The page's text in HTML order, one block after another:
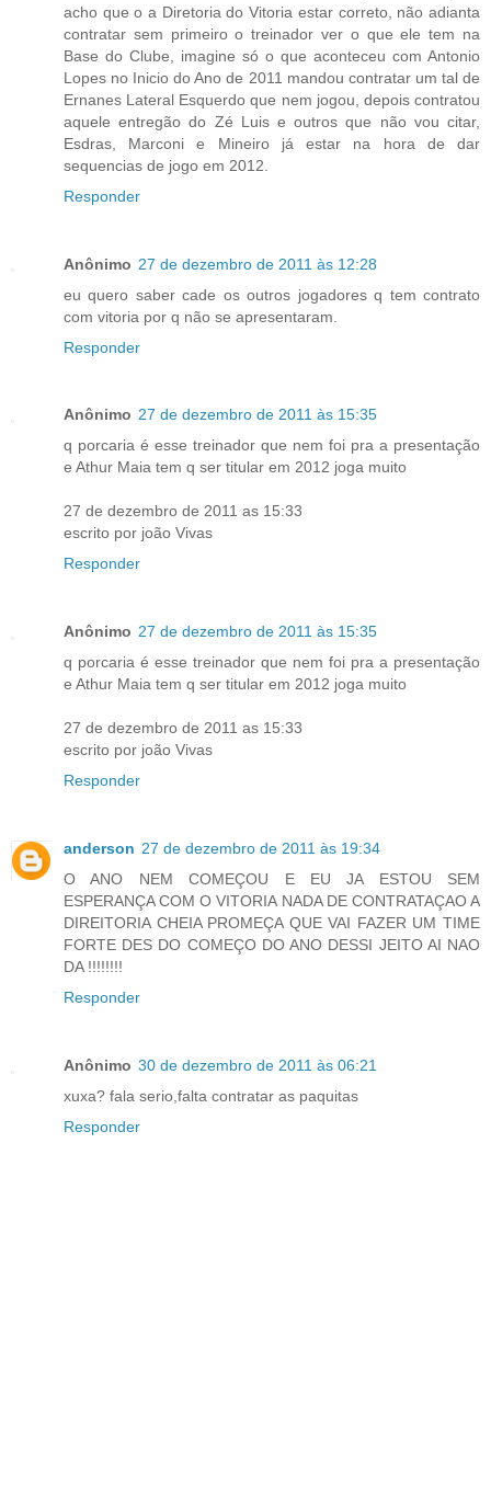
acho que o a Diretoria do Vitoria estar correto, não adianta
contratar sem primeiro o treinador ver o que ele tem na
Base do Clube, imagine só o que aconteceu com Antonio
Lopes no Inicio do Ano de 2011 mandou contratar um tal de
Ernanes Lateral Esquerdo que nem jogou, depois contratou
aquele entregão do Zé Luis e outros que não vou citar,
Esdras, Marconi e Mineiro já estar na hora de dar
sequencias de jogo em 2012.
Responder
Anônimo 27 de dezembro de 2011 às 12:28
eu quero saber cade os outros jogadores q tem contrato
com vitoria por q não se apresentaram.
Responder
Anônimo 27 de dezembro de 2011 às 15:35
q porcaria é esse treinador que nem foi pra a presentação
e Athur Maia tem q ser titular em 2012 joga muito
27 de dezembro de 2011 as 15:33
escrito por joão Vivas
Responder
Anônimo 27 de dezembro de 2011 às 15:35
q porcaria é esse treinador que nem foi pra a presentação
e Athur Maia tem q ser titular em 2012 joga muito
27 de dezembro de 2011 as 15:33
escrito por joão Vivas
Responder
anderson 27 de dezembro de 2011 às 19:34
O ANO NEM COMEÇOU E EU JA ESTOU SEM
ESPERANÇA COM O VITORIA NADA DE CONTRATAÇAO A
DIREITORIA CHEIA PROMEÇA QUE VAI FAZER UM TIME
FORTE DES DO COMEÇO DO ANO DESSI JEITO AI NAO
DA !!!!!!!!
Responder
Anônimo 30 de dezembro de 2011 às 06:21
xuxa? fala serio,falta contratar as paquitas
Responder